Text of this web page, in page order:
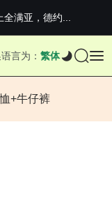
满亚，德约...
全满亚，德约...
，官...
离谱
言为： 繁体
+牛仔裤